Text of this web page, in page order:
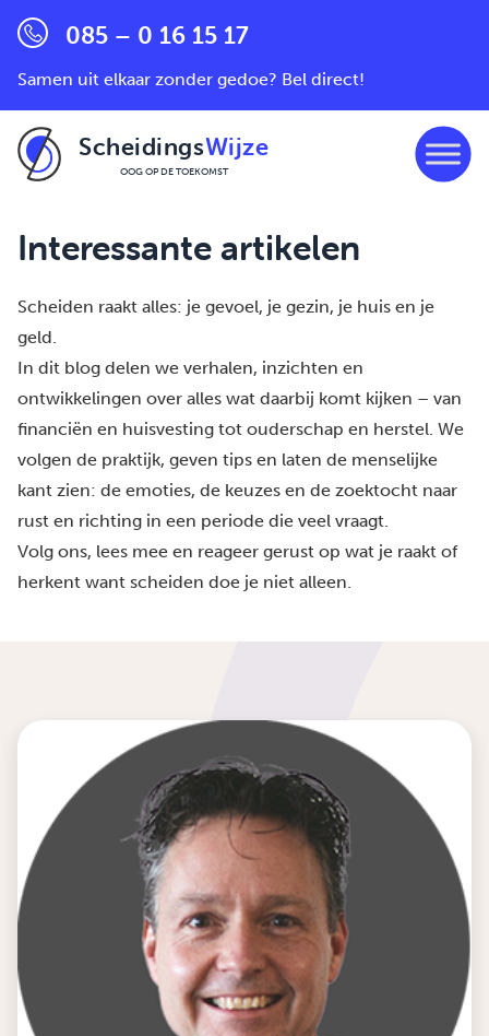
085 – 0 16 15 17
Samen uit elkaar zonder gedoe? Bel direct!
ScheidingsWijze
OOG OP DE TOEKOMST
Interessante artikelen
Scheiden raakt alles: je gevoel, je gezin, je huis en je
geld.
In dit blog delen we verhalen, inzichten en
ontwikkelingen over alles wat daarbij komt kijken – van
financiën en huisvesting tot ouderschap en herstel. We
volgen de praktijk, geven tips en laten de menselijke
kant zien: de emoties, de keuzes en de zoektocht naar
rust en richting in een periode die veel vraagt.
Volg ons, lees mee en reageer gerust op wat je raakt of
herkent want scheiden doe je niet alleen.